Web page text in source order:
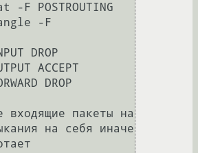
POSTROUTING
-F
DROP
ACCEPT
DROP
входящие пакеты на
на себя иначе